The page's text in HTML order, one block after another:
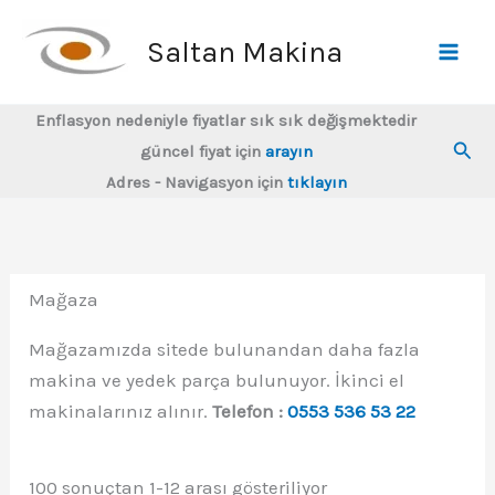
Saltan Makina
Enflasyon nedeniyle fiyatlar sık sık değişmektedir
güncel fiyat için arayın
Adres - Navigasyon için tıklayın
Mağaza
Mağazamızda sitede bulunandan daha fazla
makina ve yedek parça bulunuyor. İkinci el
makinalarınız alınır.Telefon :0553 536 53 22
100 sonuçtan 1-12 arası gösteriliyorEn